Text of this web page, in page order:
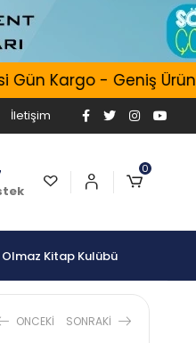
Gün Kargo - Geniş Ürün
İletişim
0
Olmaz Kitap Kulübü
ONCEKI SONRAKI